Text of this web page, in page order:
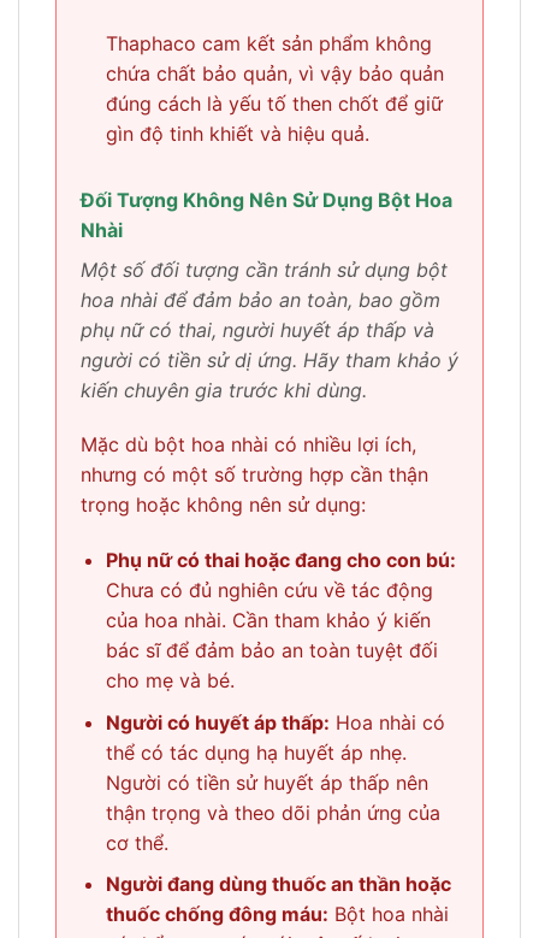
Thaphaco cam kết sản phẩm không
chứa chất bảo quản, vì vậy bảo quản
đúng cách là yếu tố then chốt để giữ
gìn độ tinh khiết và hiệu quả.
Đối Tượng Không Nên Sử Dụng Bột Hoa
Nhài
Một số đối tượng cần tránh sử dụng bột
hoa nhài để đảm bảo an toàn, bao gồm
phụ nữ có thai, người huyết áp thấp và
người có tiền sử dị ứng. Hãy tham khảo ý
kiến chuyên gia trước khi dùng.
Mặc dù bột hoa nhài có nhiều lợi ích,
nhưng có một số trường hợp cần thận
trọng hoặc không nên sử dụng:
Phụ nữ có thai hoặc đang cho con bú:
Chưa có đủ nghiên cứu về tác động
của hoa nhài. Cần tham khảo ý kiến
bác sĩ để đảm bảo an toàn tuyệt đối
cho mẹ và bé.
Người có huyết áp thấp: Hoa nhài có
thể có tác dụng hạ huyết áp nhẹ.
Người có tiền sử huyết áp thấp nên
thận trọng và theo dõi phản ứng của
cơ thể.
Người đang dùng thuốc an thần hoặc
thuốc chống đông máu: Bột hoa nhài